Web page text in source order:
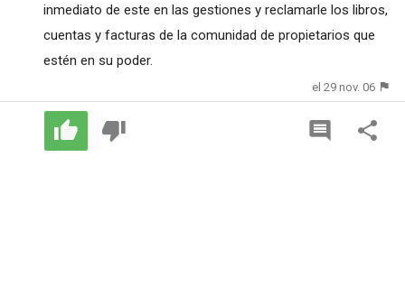
inmediato de este en las gestiones y reclamarle los libros,
cuentas y facturas de la comunidad de propietarios que
estén en su poder.
el 29 nov. 06